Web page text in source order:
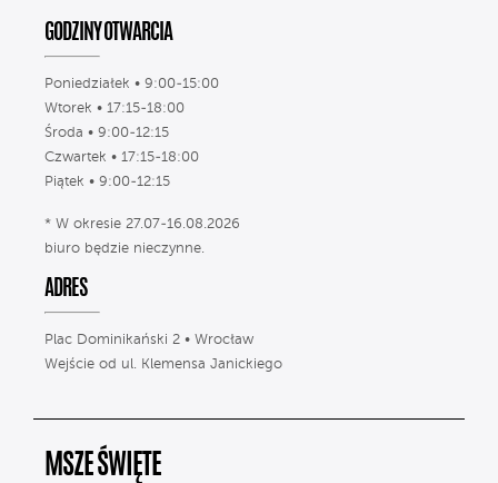
GODZINY OTWARCIA
Poniedziałek • 9:00-15:00
Wtorek • 17:15-18:00
Środa • 9:00-12:15
Czwartek • 17:15-18:00
Piątek • 9:00-12:15
* W okresie 27.07-16.08.2026
biuro będzie nieczynne.
ADRES
Plac Dominikański 2 • Wrocław
Wejście od ul. Klemensa Janickiego
MSZE ŚWIĘTE